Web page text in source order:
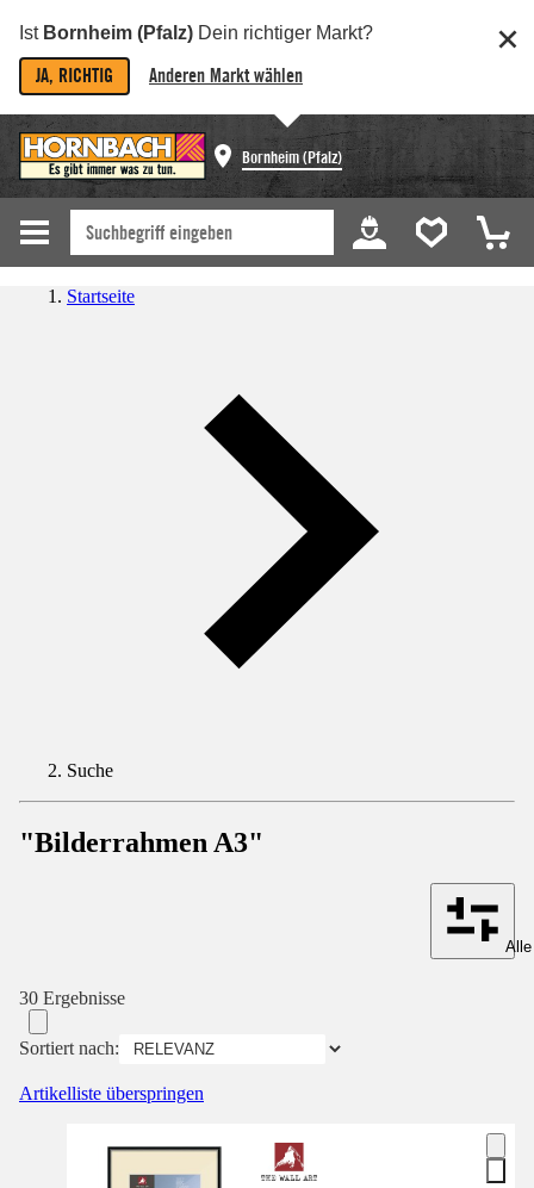
Ist Bornheim (Pfalz) Dein richtiger Markt?
JA, RICHTIG Anderen Markt wählen
Bornheim (Pfalz)
Startseite
Suche
"Bilderrahmen A3"
30 Ergebnisse
Sortiert nach:
Artikelliste überspringen